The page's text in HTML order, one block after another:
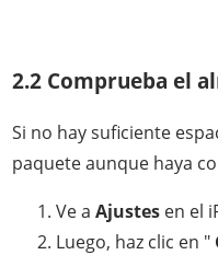
2.2 Comprueba el
Si no hay suficiente
paquete aunque haya
Ve a Ajustes en el
Luego, haz clic en "